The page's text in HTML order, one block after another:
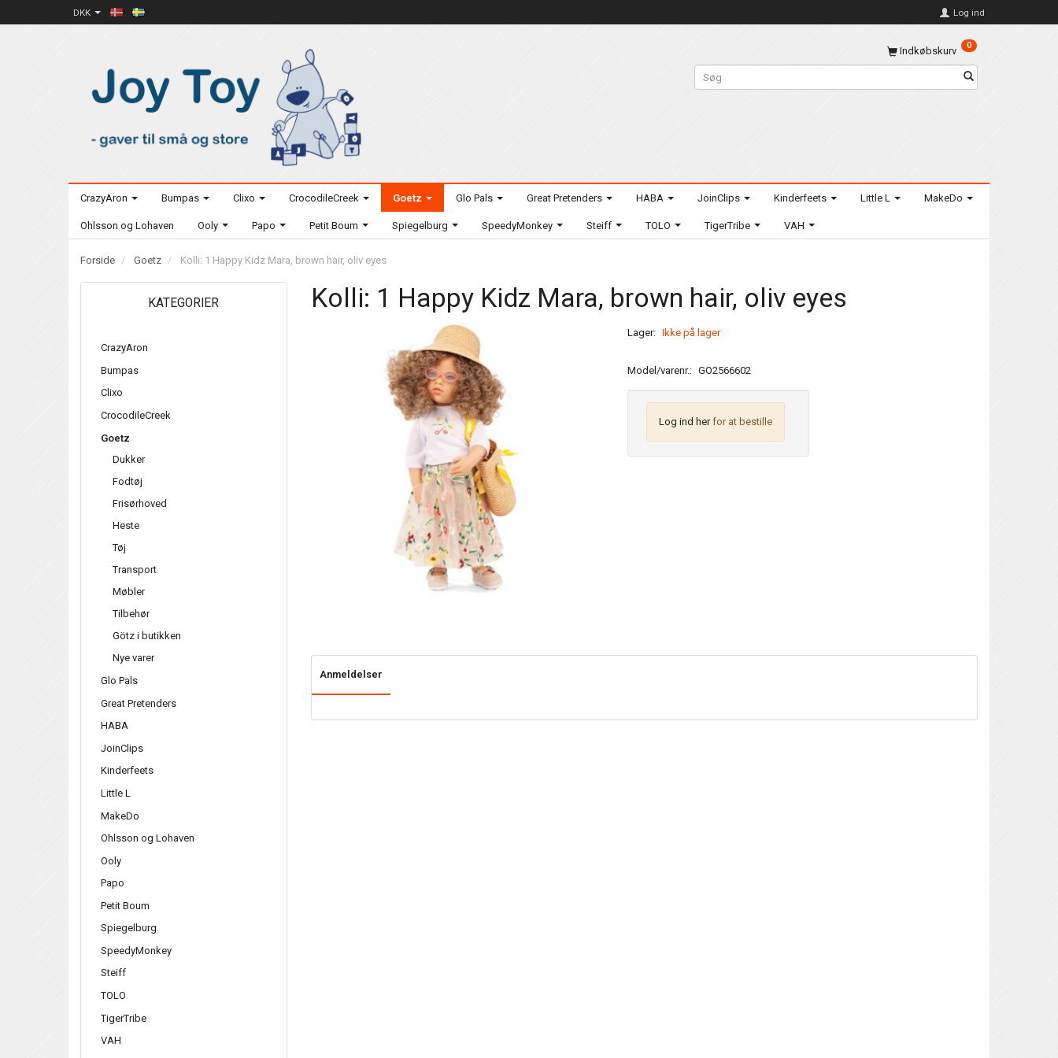
DKK Log ind
Indkøbskurv 0
CrazyAron Bumpas Clixo CrocodileCreek Goetz Glo Pals Great Pretenders HABA JoinClips Kinderfeets Little L MakeDo
Ohlsson og Lohaven Ooly Papo Petit Boum Spiegelburg SpeedyMonkey Steiff TOLO TigerTribe VAH
Forside Goetz Kolli: 1 Happy Kidz Mara, brown hair, oliv eyes
KATEGORIER
CrazyAron
Bumpas
Clixo
CrocodileCreek
Goetz
Dukker
Fodtøj
Frisørhoved
Heste
Tøj
Transport
Møbler
Tilbehør
Götz i butikken
Nye varer
Glo Pals
Great Pretenders
HABA
JoinClips
Kinderfeets
Little L
MakeDo
Ohlsson og Lohaven
Ooly
Papo
Petit Boum
Spiegelburg
SpeedyMonkey
Steiff
TOLO
TigerTribe
VAH
Kolli: 1 Happy Kidz Mara, brown hair, oliv eyes
Lager: Ikke på lager
Model/varenr.: GO2566602
Log ind herfor at bestille
Anmeldelser